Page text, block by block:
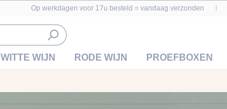
Op werkdagen voor 17u besteld = vandaag verzonden
WITTE WIJN RODE WIJN PROEFBOXEN